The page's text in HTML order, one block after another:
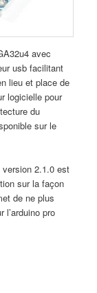
avec
usb facilitant
lieu et place de
logicielle pour
du
sur le
version 2.1.0 est
sur la façon
de ne plus
l’arduino pro